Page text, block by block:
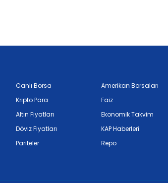
Canlı Borsa
Kripto Para
Altın Fiyatları
Döviz Fiyatları
Pariteler
Amerikan Borsaları
Faiz
Ekonomik Takvim
KAP Haberleri
Repo